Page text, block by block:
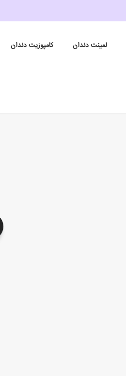
لمینت دندان کامپوزیت دندان